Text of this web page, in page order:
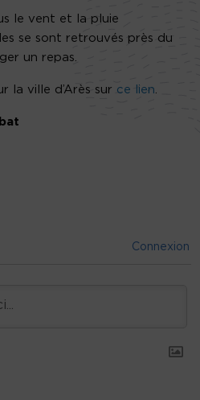
le vent et la pluie
se sont retrouvés près du
un repas.
la ville d’Arès sur ce lien.
Connexion